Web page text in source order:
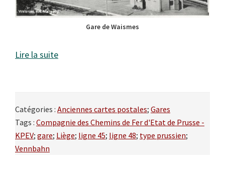
Gare de Waismes
Lire la suite
Catégories : Anciennes cartes postales; Gares
Tags : Compagnie des Chemins de Fer d'Etat de Prusse -
KPEV; gare; Liège; ligne 45; ligne 48; type prussien;
Vennbahn